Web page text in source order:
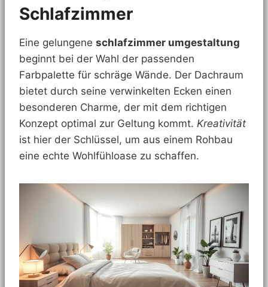
Schlafzimmer
Eine gelungene schlafzimmer umgestaltung
beginnt bei der Wahl der passenden
Farbpalette für schräge Wände. Der Dachraum
bietet durch seine verwinkelten Ecken einen
besonderen Charme, der mit dem richtigen
Konzept optimal zur Geltung kommt. Kreativität
ist hier der Schlüssel, um aus einem Rohbau
eine echte Wohlfühloase zu schaffen.